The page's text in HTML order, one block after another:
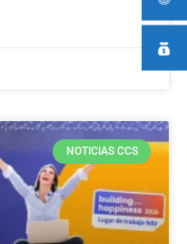
NOTICIAS CCS